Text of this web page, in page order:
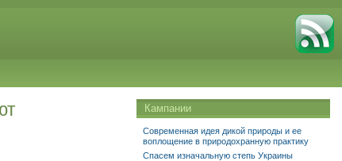
Кампании
Современная идея дикой природы и ее
воплощение в природохранную практику
Спасем изначальную степь Украины